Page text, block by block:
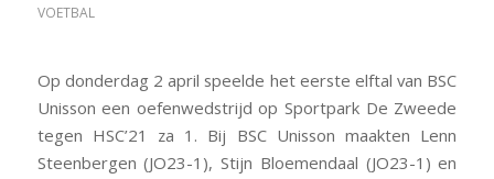
VOETBAL
Op donderdag 2 april speelde het eerste elftal van BSC
Unisson een oefenwedstrijd op Sportpark De Zweede
tegen HSC’21 za 1. Bij BSC Unisson maakten Lenn
Steenbergen (JO23-1), Stijn Bloemendaal (JO23-1) en